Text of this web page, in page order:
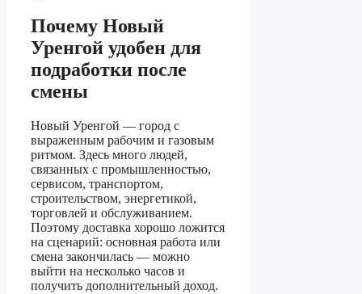
Почему Новый
Уренгой удобен для
подработки после
смены
Новый Уренгой — город с
выраженным рабочим и газовым
ритмом. Здесь много людей,
связанных с промышленностью,
сервисом, транспортом,
строительством, энергетикой,
торговлей и обслуживанием.
Поэтому доставка хорошо ложится
на сценарий: основная работа или
смена закончилась — можно
выйти на несколько часов и
получить дополнительный доход.